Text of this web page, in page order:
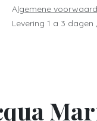
Algemene
Levering 1 a 3 dagen